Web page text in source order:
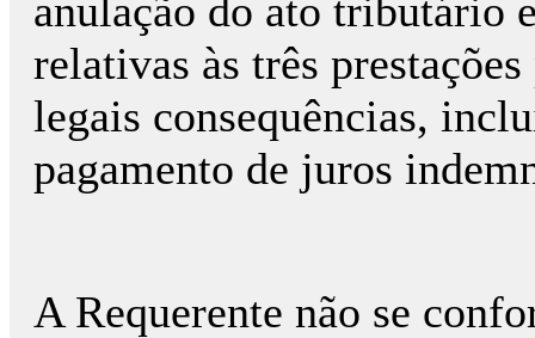
anulação do ato tributário
relativas às três
legais consequências,
pagamento de juros
A Requerente não se